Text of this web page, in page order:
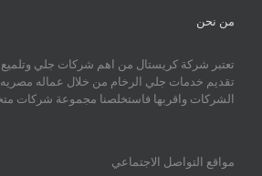
من نحن
تعتبر شركة كريستال من اهم شركات جلي وتلميع
تقديم خدمات جلي الرخام من خلال عماله مصريه
الشركات واقربها فاستخلصنا مجموعة شركات
مواقع التواصل الاجتماعي